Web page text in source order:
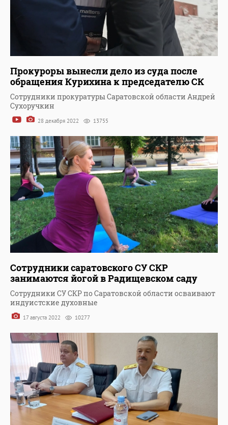
Прокуроры вынесли дело из суда после
обращения Курихина к председателю СК
Сотрудники прокуратуры Саратовской области Андрей
Сухоручкин
28 декабря 2022 13755
Сотрудники саратовского СУ СКР
занимаются йогой в Радищевском саду
Сотрудники СУ СКР по Саратовской области осваивают
индуистские духовные
17 августа 2022 10277